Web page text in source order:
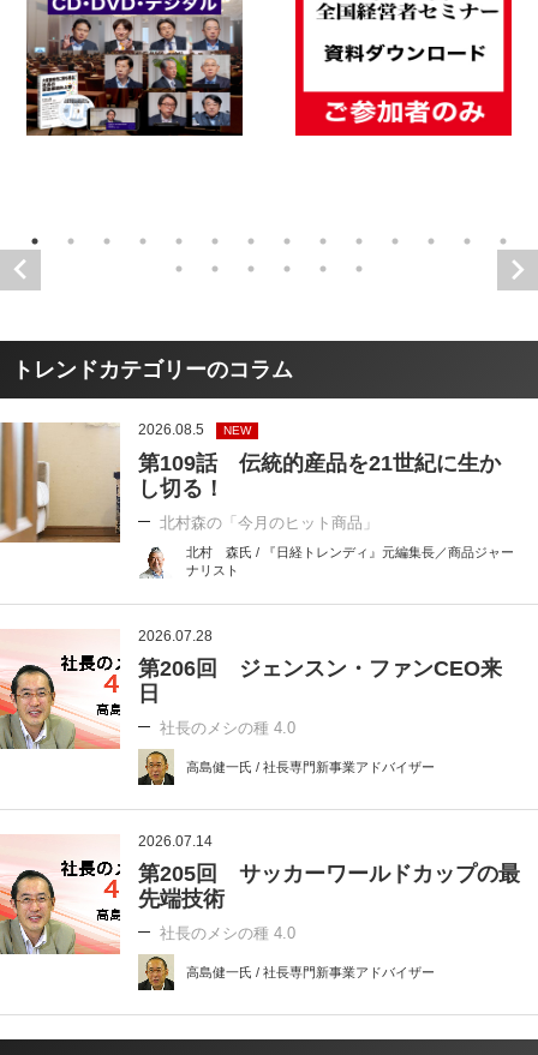
トレンドカテゴリーのコラム
2026.08.5 NEW
第109話 伝統的産品を21世紀に生か
し切る！
北村森の「今月のヒット商品」
北村 森氏 / 『日経トレンディ』元編集長／商品ジャー
ナリスト
2026.07.28
第206回 ジェンスン・ファンCEO来
日
社長のメシの種 4.0
高島健一氏 / 社長専門新事業アドバイザー
2026.07.14
第205回 サッカーワールドカップの最
先端技術
社長のメシの種 4.0
高島健一氏 / 社長専門新事業アドバイザー